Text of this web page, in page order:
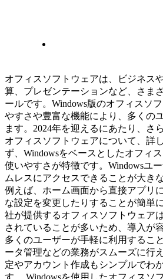
オフィスソフトウェアは、ビジネス
算、プレゼンテーションなど、さま
ールです。Windows版のオフィスソ
やすさや豊富な機能により、多くの
ます。2024年を迎えるにあたり、さ
オフィスソフトウェアについて、詳
ず、Windowsをベースとしたオフィ
使いやすさが特徴です。Windowsユ
ムレスにアクセスできることが大き
例えば、ホーム画面から直接アプリ
な設定を変更したりすることが簡単
社が提供するオフィスソフトウェア
されていることが多いため、導入が
多くのユーザーが手軽に利用するこ
ータ管理などの業務がスムーズに行
定やアカウント作成もシンプルでわ